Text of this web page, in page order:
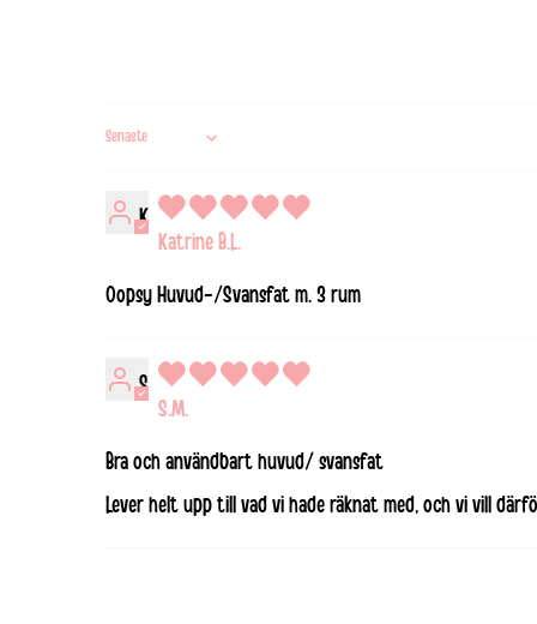
K
Katrine B.L.
Oopsy Huvud-/Svansfat m. 3 rum
S
S.M.
Bra och användbart huvud/ svansfat
Lever helt upp till vad vi hade räknat med, och vi vill